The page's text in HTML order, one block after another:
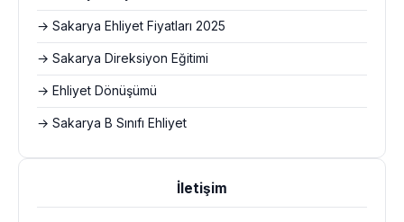
→ Sakarya Ehliyet Fiyatları 2025
→ Sakarya Direksiyon Eğitimi
→ Ehliyet Dönüşümü
→ Sakarya B Sınıfı Ehliyet
İletişim